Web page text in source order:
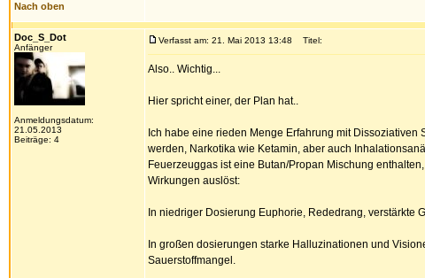
Nach oben
Doc_S_Dot
Anfänger
Anmeldungsdatum:
21.05.2013
Beiträge: 4
Verfasst am: 21. Mai 2013 13:48 Titel:
Also.. Wichtig...
Hier spricht einer, der Plan hat..
Ich habe eine rieden Menge Erfahrung mit
werden, Narkotika wie Ketamin, aber auch
Feuerzeuggas ist eine Butan/Propan Mischung
Wirkungen auslöst:
In niedriger Dosierung Euphorie, Rededrang, verstärkte
In großen dosierungen starke Halluzinationen und
Sauerstoffmangel.